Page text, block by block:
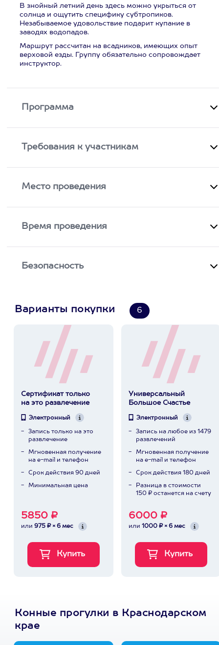
В знойный летний день здесь можно укрыться от
солнца и ощутить специфику субтропиков.
Незабываемое удовольствие подарит купание в
заводях водопадов.
Маршрут рассчитан на всадников, имеющих опыт
верховой езды. Группу обязательно сопровождает
инструктор.
Программа
Требования к участникам
Место проведения
Время проведения
Безопасность
Варианты покупки 6
Сертификат только
на это развлечение
Электронный
Запись только на это
развлечение
Мгновенная получение
на e-mail и телефон
Срок действия 90 дней
Минимальная цена
5850 ₽
или 975 ₽ × 6 мес
Универсальный
Большое Счастье
Электронный
Запись на любое из 1479
развлечений
Мгновенная получение
на e-mail и телефон
Срок действия 180 дней
Разница в стоимости
150 ₽ останется на счету
6000 ₽
или 1000 ₽ × 6 мес
Конные прогулки в Краснодарском
крае